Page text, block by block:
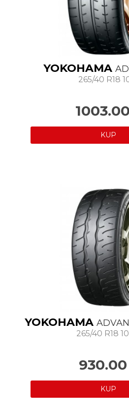
YOKOHAMA
265/40 R18
1003.00
KUP
YOKOHAMA
265/40 R18
930.00
KUP